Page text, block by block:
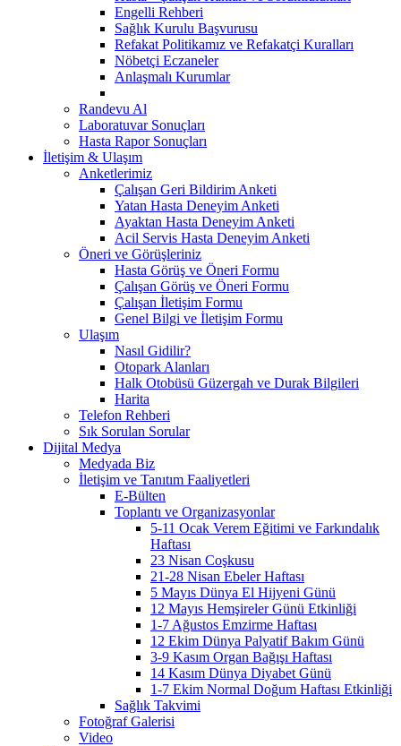
Engelli Rehberi
Sağlık Kurulu Başvurusu
Refakat Politikamız ve Refakatçi Kuralları
Nöbetçi Eczaneler
Anlaşmalı Kurumlar
Randevu Al
Laboratuvar Sonuçları
Hasta Rapor Sonuçları
İletişim & Ulaşım
Anketlerimiz
Çalışan Geri Bildirim Anketi
Yatan Hasta Deneyim Anketi
Ayaktan Hasta Deneyim Anketi
Acil Servis Hasta Deneyim Anketi
Öneri ve Görüşleriniz
Hasta Görüş ve Öneri Formu
Çalışan Görüş ve Öneri Formu
Çalışan İletişim Formu
Genel Bilgi ve İletişim Formu
Ulaşım
Nasıl Gidilir?
Otopark Alanları
Halk Otobüsü Güzergah ve Durak Bilgileri
Harita
Telefon Rehberi
Sık Sorulan Sorular
Dijital Medya
Medyada Biz
İletişim ve Tanıtım Faaliyetleri
E-Bülten
Toplantı ve Organizasyonlar
5-11 Ocak Verem Eğitimi ve Farkındalık
Haftası
23 Nisan Coşkusu
21-28 Nisan Ebeler Haftası
5 Mayıs Dünya El Hijyeni Günü
12 Mayıs Hemşireler Günü Etkinliği
1-7 Ağustos Emzirme Haftası
12 Ekim Dünya Palyatif Bakım Günü
3-9 Kasım Organ Bağışı Haftası
14 Kasım Dünya Diyabet Günü
1-7 Ekim Normal Doğum Haftası Etkinliği
Sağlık Takvimi
Fotoğraf Galerisi
Video